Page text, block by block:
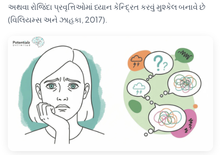
અથવા રોજિંદા પ્રવૃત્તિઓમાં ધ્યાન કેન્દ્રિત કરવું મુશ્કેલ બનાવે છે
(વિલિયમ્સ અને ઝાહકા, 2017).